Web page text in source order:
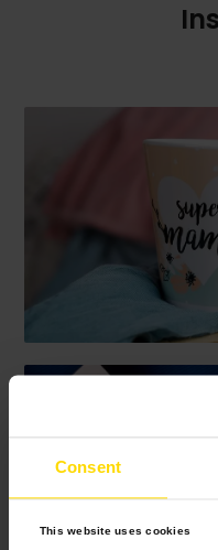
Consent
This website uses cookies